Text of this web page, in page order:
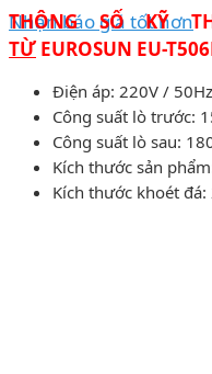
Nhận báo giá tốt hơn
THÔNG SỐ KỸ
TỪEUROSUN EU-
Điện áp: 220V / 50Hz
Công suất lò trước:
Công suất lò sau:
Kích thước sản
Kích thước khoét